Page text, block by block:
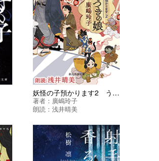
妖怪の子預かります2 うそつきの娘
著者： 廣嶋玲子
朗読：浅井晴美